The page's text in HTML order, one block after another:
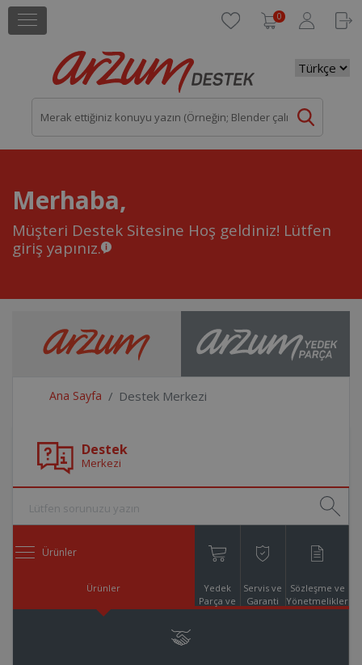
0
Merhaba,
Müşteri Destek Sitesine Hoş geldiniz! Lütfen
giriş yapınız.
Ana Sayfa Destek Merkezi
Destek
Merkezi
Ürünler
Ürünler
Yedek
Parça ve
Servis ve
Garanti
Sözleşme ve
Yönetmelikler